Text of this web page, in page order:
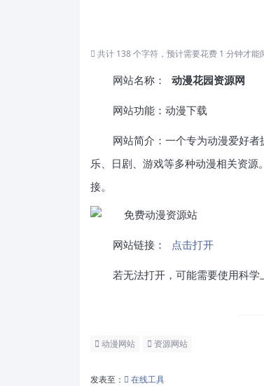
共计 138 个字符，预计需要花费 1 分钟才能
网站名称： 动漫花园资源网
网站功能：动漫下载
网站简介：一个专为动漫爱好
乐、日剧、游戏等多种动漫相关资
接。
网站链接： 点击打开
若无法打开，可能需要使用科学
动漫网站 资源网站
发表至： 在线工具